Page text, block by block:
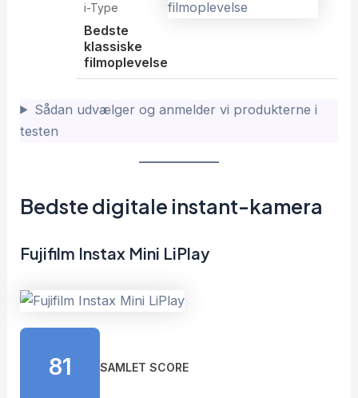
i-Type
Bedste
klassiske
filmoplevelse
Sådan udvælger og anmelder vi produkterne i
testen
Bedste digitale instant-kamera
Fujifilm Instax Mini LiPlay
81 SAMLET SCORE